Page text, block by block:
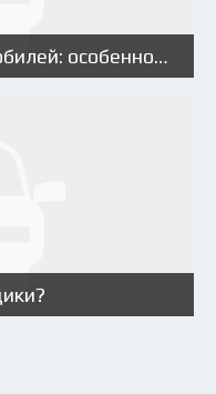
Выкуп сгоревших автомобилей: особенности и варианты